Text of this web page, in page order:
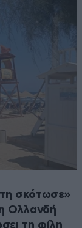
σκότωσε»
Ολλανδή
τη φίλη